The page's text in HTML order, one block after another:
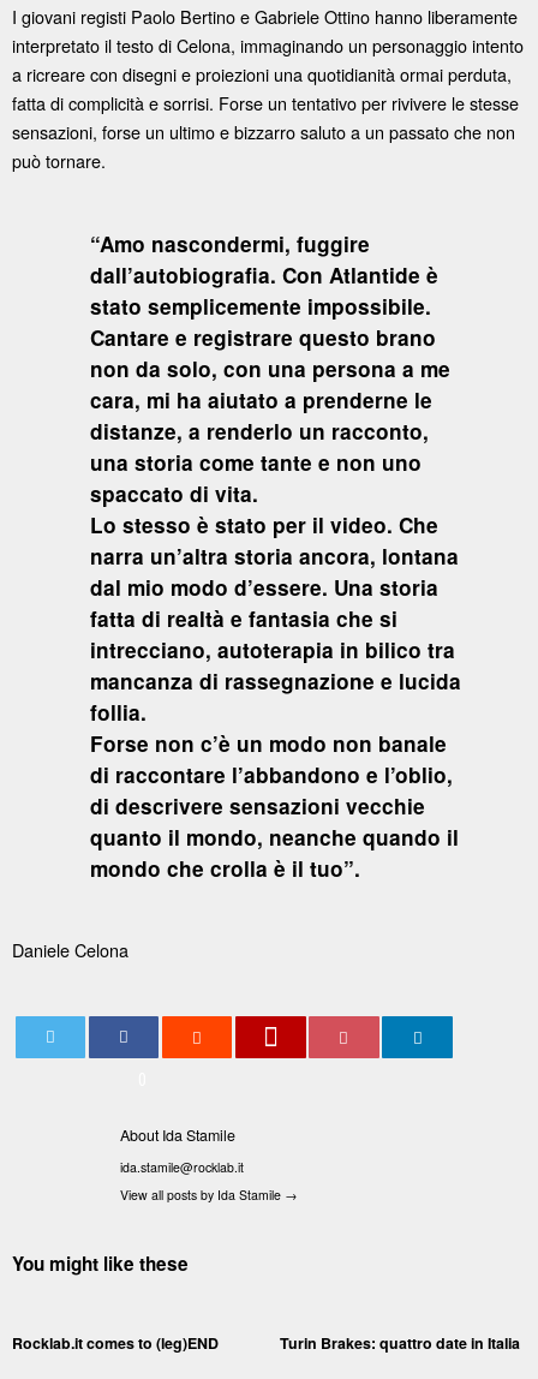
I giovani registi Paolo Bertino e Gabriele Ottino hanno liberamente
interpretato il testo di Celona, immaginando un personaggio intento
a ricreare con disegni e proiezioni una quotidianità ormai perduta,
fatta di complicità e sorrisi. Forse un tentativo per rivivere le stesse
sensazioni, forse un ultimo e bizzarro saluto a un passato che non
può tornare.
“Amo nascondermi, fuggire
dall’autobiografia. Con Atlantide è
stato semplicemente impossibile.
Cantare e registrare questo brano
non da solo, con una persona a me
cara, mi ha aiutato a prenderne le
distanze, a renderlo un racconto,
una storia come tante e non uno
spaccato di vita.
Lo stesso è stato per il video. Che
narra un’altra storia ancora, lontana
dal mio modo d’essere. Una storia
fatta di realtà e fantasia che si
intrecciano, autoterapia in bilico tra
mancanza di rassegnazione e lucida
follia.
Forse non c’è un modo non banale
di raccontare l’abbandono e l’oblio,
di descrivere sensazioni vecchie
quanto il mondo, neanche quando il
mondo che crolla è il tuo”.
Daniele Celona
About Ida Stamile
ida.stamile@rocklab.it
View all posts by Ida Stamile →
You might like these
Rocklab.it comes to (leg)END Turin Brakes: quattro date in Italia